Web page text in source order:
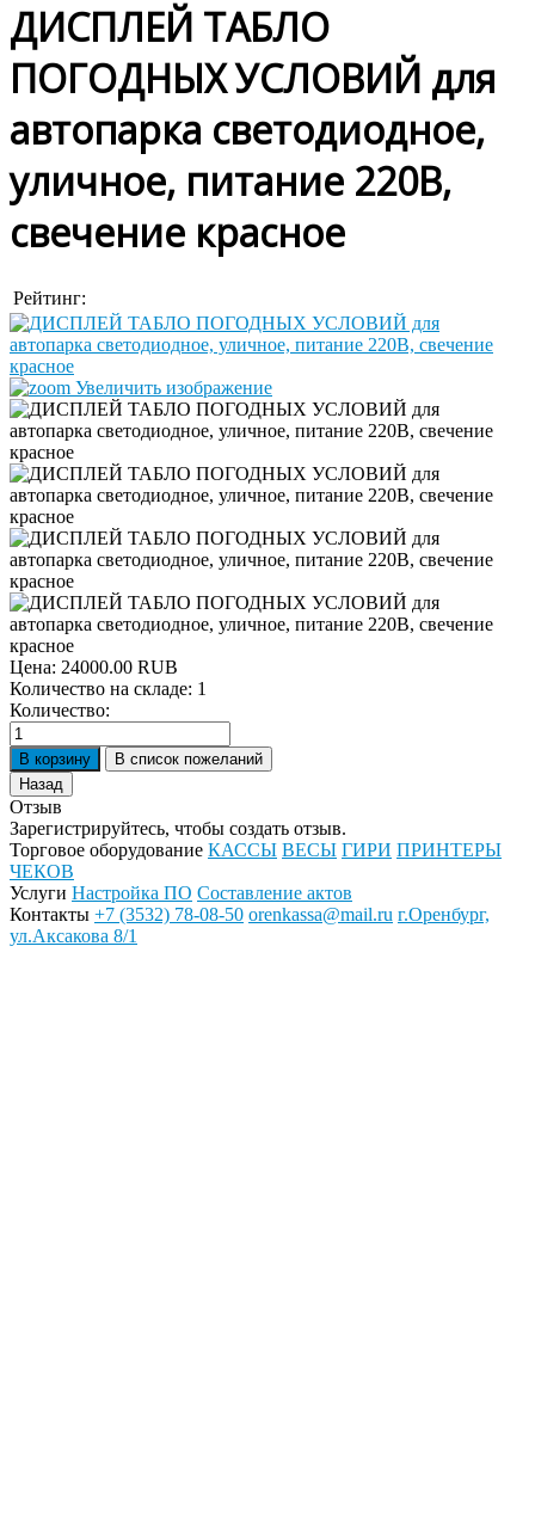
ДИСПЛЕЙ ТАБЛО
ПОГОДНЫХ УСЛОВИЙ для
автопарка светодиодное,
уличное, питание 220В,
свечение красное
Рейтинг:
Увеличить изображение
Цена: 24000.00 RUB
Количество на складе: 1
Количество:
Отзыв
Зарегистрируйтесь, чтобы создать отзыв.
Торговое оборудование КАССЫ ВЕСЫ ГИРИ ПРИНТЕРЫ
ЧЕКОВ
Услуги Настройка ПО Составление актов
Контакты +7 (3532) 78-08-50 orenkassa@mail.ru г.Оренбург,
ул.Аксакова 8/1